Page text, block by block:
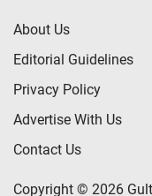
About Us
Editorial Guidelines
Privacy Policy
Advertise With Us
Contact Us
Copyright © 2026